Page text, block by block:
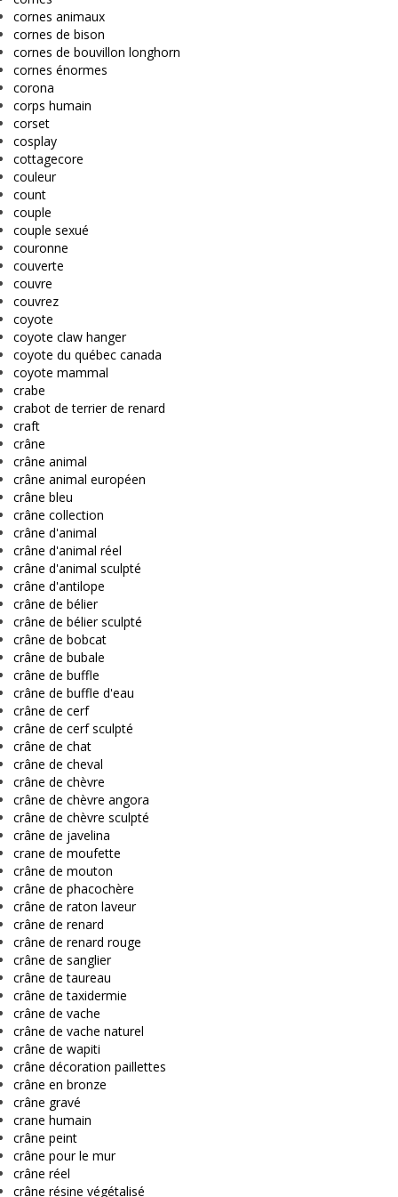
cornes animaux
cornes de bison
cornes de bouvillon longhorn
cornes énormes
corona
corps humain
corset
cosplay
cottagecore
couleur
count
couple
couple sexué
couronne
couverte
couvre
couvrez
coyote
coyote claw hanger
coyote du québec canada
coyote mammal
crabe
crabot de terrier de renard
craft
crâne
crâne animal
crâne animal européen
crâne bleu
crâne collection
crâne d'animal
crâne d'animal réel
crâne d'animal sculpté
crâne d'antilope
crâne de bélier
crâne de bélier sculpté
crâne de bobcat
crâne de bubale
crâne de buffle
crâne de buffle d'eau
crâne de cerf
crâne de cerf sculpté
crâne de chat
crâne de cheval
crâne de chèvre
crâne de chèvre angora
crâne de chèvre sculpté
crâne de javelina
crane de moufette
crâne de mouton
crâne de phacochère
crâne de raton laveur
crâne de renard
crâne de renard rouge
crâne de sanglier
crâne de taureau
crâne de taxidermie
crâne de vache
crâne de vache naturel
crâne de wapiti
crâne décoration paillettes
crâne en bronze
crâne gravé
crane humain
crâne peint
crâne pour le mur
crâne réel
crâne résine végétalisé